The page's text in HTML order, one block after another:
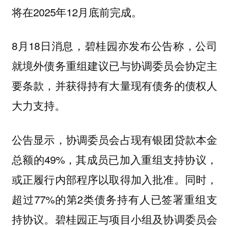
将在2025年12月底前完成。
8月18日消息，碧桂园亦发布公告称，公司
就境外债务重组建议已与协调委员会协定主
要条款，并获得持有大量现有债务的债权人
大力支持。
公告显示，协调委员会占现有银团贷款本金
总额的49%，其成员已加入重组支持协议，
或正履行内部程序以取得加入批准。同时，
超过77%的第2类债务持有人已签署重组支
持协议。碧桂园正与项目小组及协调委员会